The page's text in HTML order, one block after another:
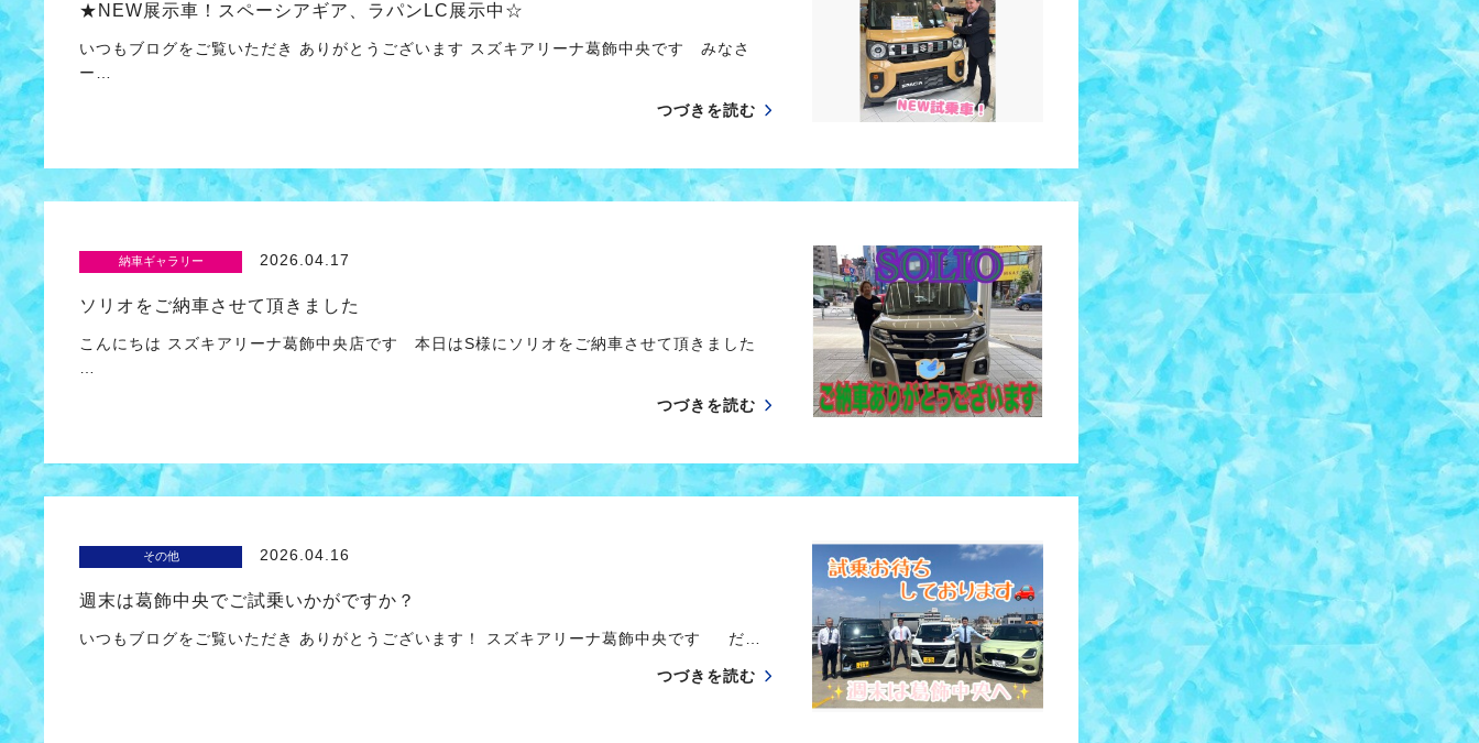
★NEW展示車！スペーシアギア、ラパンLC展示中☆
いつもブログをご覧いただき ありがとうございます スズキアリーナ葛飾中央です みなさ
ー…
つづきを読む
納車ギャラリー 2026.04.17
ソリオをご納車させて頂きました
こんにちは スズキアリーナ葛飾中央店です 本日はS様にソリオをご納車させて頂きました
つづきを読む
その他 2026.04.16
週末は葛飾中央でご試乗いかがですか？
いつもブログをご覧いただき ありがとうございます！ スズキアリーナ葛飾中央です だ…
つづきを読む